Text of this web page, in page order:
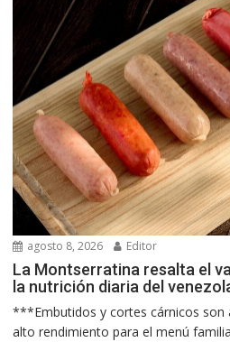
agosto 8, 2026 Editor
La Montserratina resalta el
la nutrición diaria del
***Embutidos y cortes cárnicos son
alto rendimiento para el menú